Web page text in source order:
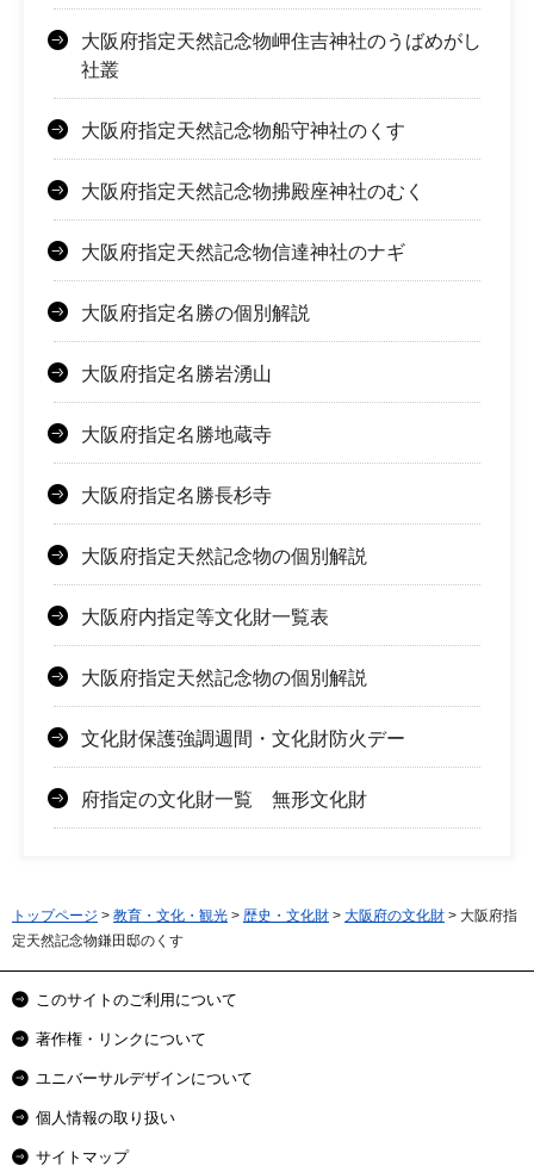
大阪府指定天然記念物岬住吉神社のうばめがし
社叢
大阪府指定天然記念物船守神社のくす
大阪府指定天然記念物拂殿座神社のむく
大阪府指定天然記念物信達神社のナギ
大阪府指定名勝の個別解説
大阪府指定名勝岩湧山
大阪府指定名勝地蔵寺
大阪府指定名勝長杉寺
大阪府指定天然記念物の個別解説
大阪府内指定等文化財一覧表
大阪府指定天然記念物の個別解説
文化財保護強調週間・文化財防火デー
府指定の文化財一覧 無形文化財
トップページ > 教育・文化・観光 > 歴史・文化財 > 大阪府の文化財 > 大阪府指
定天然記念物鎌田邸のくす
このサイトのご利用について
著作権・リンクについて
ユニバーサルデザインについて
個人情報の取り扱い
サイトマップ